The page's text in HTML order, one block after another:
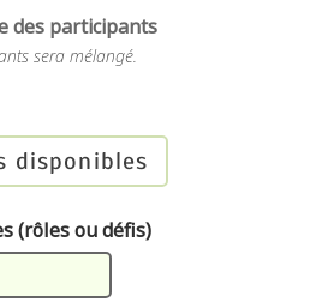
des participants
sera mélangé.
disponibles
(rôles ou défis)